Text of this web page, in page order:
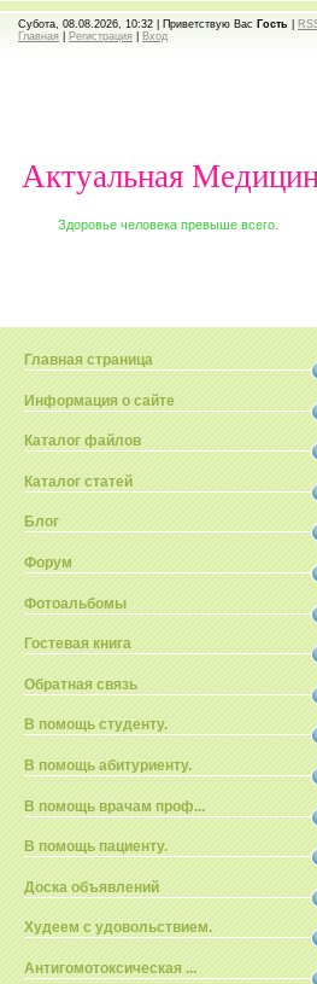
Субота, 08.08.2026, 10:32 | Приветствую Вас Гость
Главная
Регистрация Вход
Актуальная
Здоровье человека превыше всего.
Главная страница
Информация о сайте
Каталог файлов
Каталог статей
Блог
Форум
Фотоальбомы
Гостевая книга
Обратная связь
В помощь студенту.
В помощь абитуриенту.
В помощь врачам проф...
В помощь пациенту.
Доска объявлений
Худеем с удовольствием.
Антигомотоксическая ...